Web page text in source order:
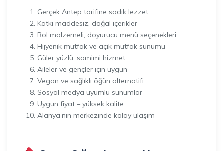
Gerçek Antep tarifine sadık lezzet
Katkı maddesiz, doğal içerikler
Bol malzemeli, doyurucu menü seçenekleri
Hijyenik mutfak ve açık mutfak sunumu
Güler yüzlü, samimi hizmet
Aileler ve gençler için uygun
Vegan ve sağlıklı öğün alternatifi
Sosyal medya uyumlu sunumlar
Uygun fiyat – yüksek kalite
Alanya’nın merkezinde kolay ulaşım